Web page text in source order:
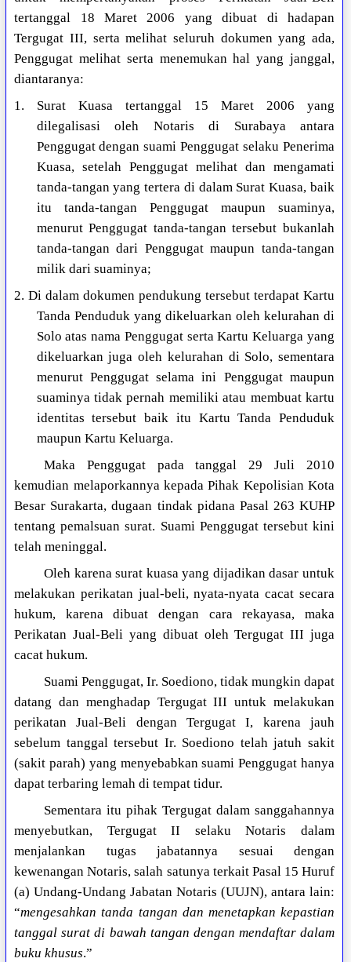
tertanggal 18 Maret 2006 yang dibuat di hadapan
Tergugat III, serta melihat seluruh dokumen yang ada,
Penggugat melihat serta menemukan hal yang janggal,
diantaranya:
1. Surat Kuasa tertanggal 15 Maret 2006 yang
dilegalisasi oleh Notaris di Surabaya antara
Penggugat dengan suami Penggugat selaku Penerima
Kuasa, setelah Penggugat melihat dan mengamati
tanda-tangan yang tertera di dalam Surat Kuasa, baik
itu tanda-tangan Penggugat maupun suaminya,
menurut Penggugat tanda-tangan tersebut bukanlah
tanda-tangan dari Penggugat maupun tanda-tangan
milik dari suaminya;
2. Di dalam dokumen pendukung tersebut terdapat Kartu
Tanda Penduduk yang dikeluarkan oleh kelurahan di
Solo atas nama Penggugat serta Kartu Keluarga yang
dikeluarkan juga oleh kelurahan di Solo, sementara
menurut Penggugat selama ini Penggugat maupun
suaminya tidak pernah memiliki atau membuat kartu
identitas tersebut baik itu Kartu Tanda Penduduk
maupun Kartu Keluarga.
Maka Penggugat pada tanggal 29 Juli 2010
kemudian melaporkannya kepada Pihak Kepolisian Kota
Besar Surakarta, dugaan tindak pidana Pasal 263 KUHP
tentang pemalsuan surat. Suami Penggugat tersebut kini
telah meninggal.
Oleh karena surat kuasa yang dijadikan dasar untuk
melakukan perikatan jual-beli, nyata-nyata cacat secara
hukum, karena dibuat dengan cara rekayasa, maka
Perikatan Jual-Beli yang dibuat oleh Tergugat III juga
cacat hukum.
Suami Penggugat, Ir. Soediono, tidak mungkin dapat
datang dan menghadap Tergugat III untuk melakukan
perikatan Jual-Beli dengan Tergugat I, karena jauh
sebelum tanggal tersebut Ir. Soediono telah jatuh sakit
(sakit parah) yang menyebabkan suami Penggugat hanya
dapat terbaring lemah di tempat tidur.
Sementara itu pihak Tergugat dalam sanggahannya
menyebutkan, Tergugat II selaku Notaris dalam
menjalankan tugas jabatannya sesuai dengan
kewenangan Notaris, salah satunya terkait Pasal 15 Huruf
(a) Undang-Undang Jabatan Notaris (UUJN), antara lain:
“mengesahkan tanda tangan dan menetapkan kepastian
tanggal surat di bawah tangan dengan mendaftar dalam
buku khusus.”